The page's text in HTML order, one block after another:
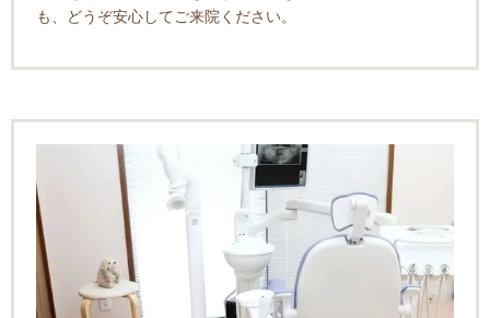
も、どうぞ安心してご来院ください。